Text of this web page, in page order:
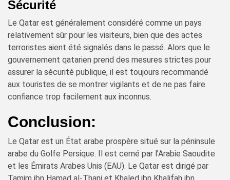
Sécurité
Le Qatar est généralement considéré comme un pays
relativement sûr pour les visiteurs, bien que des actes
terroristes aient été signalés dans le passé. Alors que le
gouvernement qatarien prend des mesures strictes pour
assurer la sécurité publique, il est toujours recommandé
aux touristes de se montrer vigilants et de ne pas faire
confiance trop facilement aux inconnus.
Conclusion:
Le Qatar est un État arabe prospère situé sur la péninsule
arabe du Golfe Persique. Il est cerné par l’Arabie Saoudite
et les Émirats Arabes Unis (EAU). Le Qatar est dirigé par